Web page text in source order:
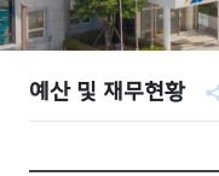
예산 및 재무현황